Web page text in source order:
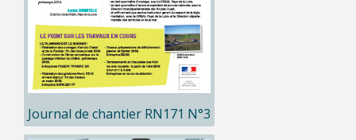
Journal de chantier RN171 N°3